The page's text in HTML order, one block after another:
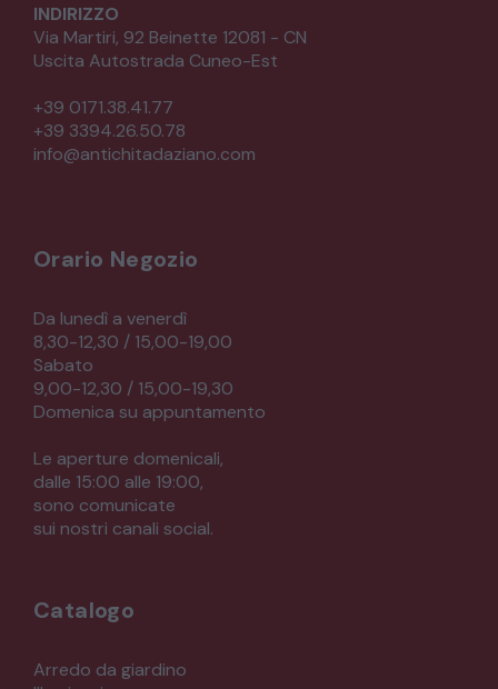
INDIRIZZO
Via Martiri, 92 Beinette 12081 - CN
Uscita Autostrada Cuneo-Est
+39 0171.38.41.77
+39 3394.26.50.78
info@antichitadaziano.com
Orario Negozio
Da lunedì a venerdì
8,30-12,30 / 15,00-19,00
Sabato
9,00-12,30 / 15,00-19,30
Domenica su appuntamento
Le aperture domenicali,
dalle 15:00 alle 19:00,
sono comunicate
sui nostri canali social.
Catalogo
Arredo da giardino